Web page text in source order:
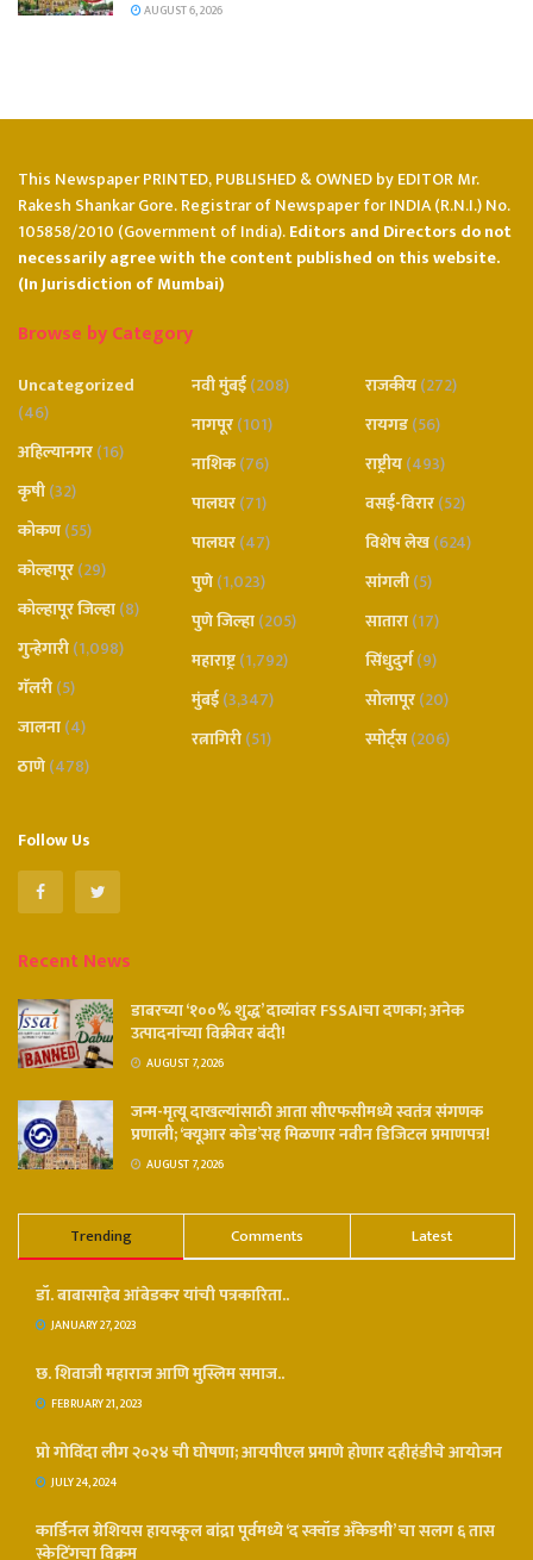
AUGUST 6, 2026
This Newspaper PRINTED, PUBLISHED & OWNED by EDITOR Mr.
Rakesh Shankar Gore. Registrar of Newspaper for INDIA (R.N.I.) No.
105858/2010 (Government of India).Editors and Directors do not
necessarily agree with the content published on this website.
(In Jurisdiction of Mumbai)
Browse by Category
Uncategorized
(46)
अहिल्यानगर(16)
कृषी(32)
कोकण(55)
कोल्हापूर(29)
कोल्हापूर जिल्हा(8)
गुन्हेगारी(1,098)
गॅलरी(5)
जालना(4)
ठाणे(478)
नवी मुंबई(208)
नागपूर(101)
नाशिक(76)
पालघर(71)
पालघर(47)
पुणे(1,023)
पुणे जिल्हा(205)
महाराष्ट्र(1,792)
मुंबई(3,347)
रत्नागिरी(51)
राजकीय(272)
रायगड(56)
राष्ट्रीय(493)
वसई-विरार(52)
विशेष लेख(624)
सांगली(5)
सातारा(17)
सिंधुदुर्ग(9)
सोलापूर(20)
स्पोर्ट्स(206)
Follow Us
Recent News
डाबरच्या ‘१००% शुद्ध’ दाव्यांवर FSSAIचा दणका; अनेक
उत्पादनांच्या विक्रीवर बंदी!
AUGUST 7, 2026
जन्म-मृत्यू दाखल्यांसाठी आता सीएफसीमध्ये स्वतंत्र संगणक
प्रणाली; ‘क्यूआर कोड’सह मिळणार नवीन डिजिटल प्रमाणपत्र!
AUGUST 7, 2026
Trending Comments Latest
डॉ. बाबासाहेब आंबेडकर यांची पत्रकारिता..
JANUARY 27, 2023
छ. शिवाजी महाराज आणि मुस्लिम समाज..
FEBRUARY 21, 2023
प्रो गोविंदा लीग २०२४ ची घोषणा; आयपीएल प्रमाणे होणार दहीहंडीचे आयोजन
JULY 24, 2024
कार्डिनल ग्रेशियस हायस्कूल बांद्रा पूर्वमध्ये ‘द स्क्वॉड अँकेडमी’ चा सलग ६ तास
स्केटिंगचा विक्रम